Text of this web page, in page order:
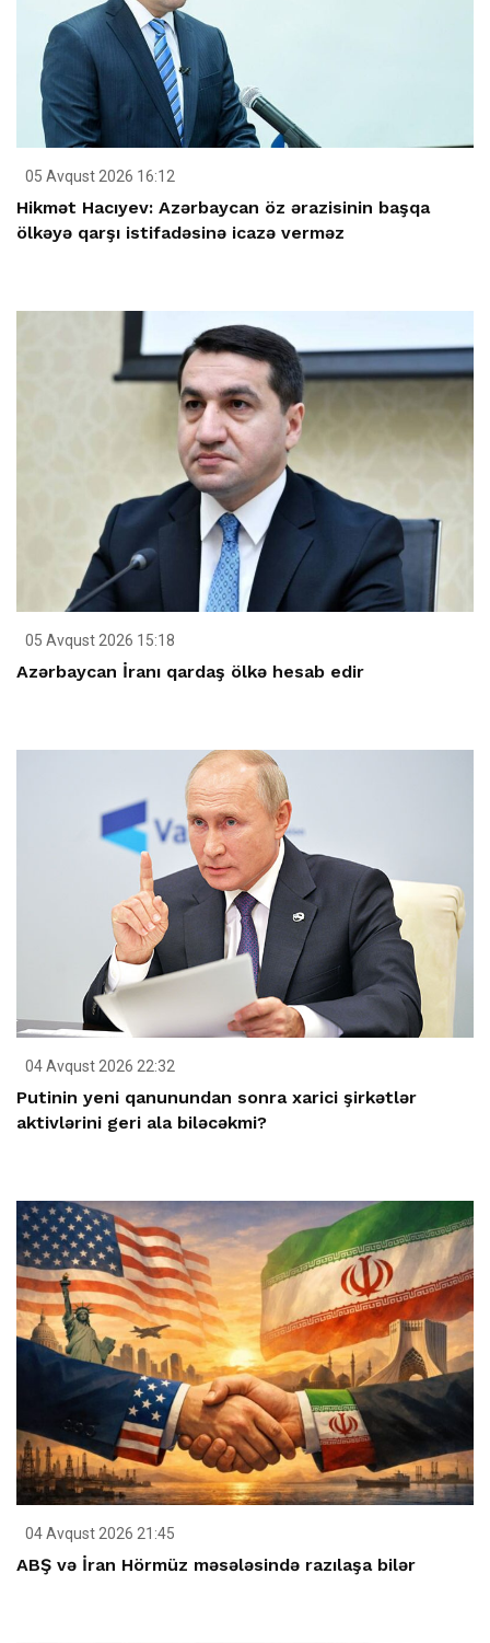
05 Avqust 2026 16:12
Hikmət Hacıyev: Azərbaycan öz ərazisinin başqa
ölkəyə qarşı istifadəsinə icazə verməz
05 Avqust 2026 15:18
Azərbaycan İranı qardaş ölkə hesab edir
04 Avqust 2026 22:32
Putinin yeni qanunundan sonra xarici şirkətlər
aktivlərini geri ala biləcəkmi?
04 Avqust 2026 21:45
ABŞ və İran Hörmüz məsələsində razılaşa bilər